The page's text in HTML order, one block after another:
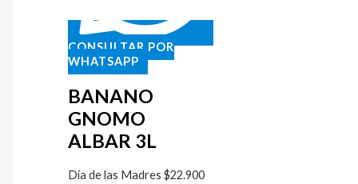
CONSULTAR POR
WHATSAPP
BANANO
GNOMO
ALBAR 3L
Día de las Madres$22.900